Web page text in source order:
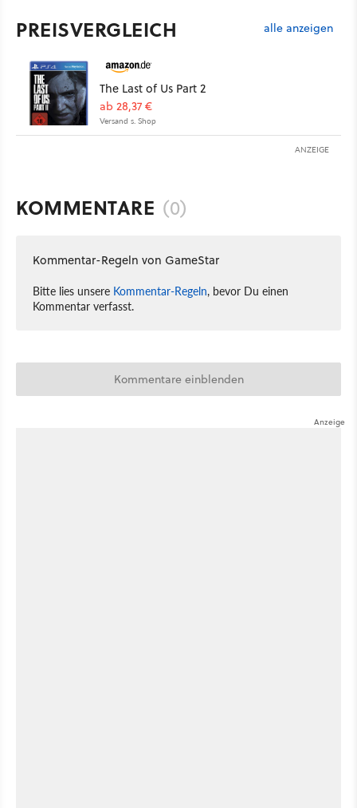
PREISVERGLEICH alle anzeigen
The Last of Us Part 2
ab 28,37 €
Versand s. Shop
ANZEIGE
KOMMENTARE (0)
Kommentar-Regeln von GameStar
Bitte lies unsere Kommentar-Regeln, bevor Du einen
Kommentar verfasst.
Kommentare einblenden